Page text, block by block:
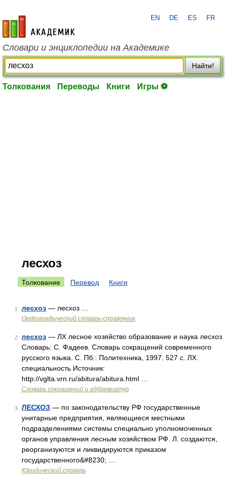
academic.ru
EN DE ES FR
Словари и энциклопедии на Академике
Найти!
Толкования Переводы Книги Игры ⚽
лесхоз
Толкование Перевод Книги
1 лесхоз — лесхоз …
Орфографический словарь-справочник
2 лесхоз — ЛХ лесное хозяйство образование и наука лесхоз
Словарь: С. Фадеев. Словарь сокращений современного
русского языка. С. Пб.: Политехника, 1997. 527 с. ЛХ
специальность Источник:
http://vglta.vrn.ru/abitura/abitura.html …
Словарь сокращений и аббревиатур
3 ЛЕСХОЗ — по законодательству РФ государственные
унитарные предприятия, являющиеся местными
подразделениями системы специально уполномоченных
органов управления лесным хозяйством РФ. Л. создаются,
реорганизуются и ликвидируются приказом
государственного&#8230; …
Юридический словарь